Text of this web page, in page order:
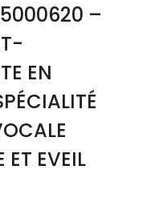
–
EN
ET EVEIL